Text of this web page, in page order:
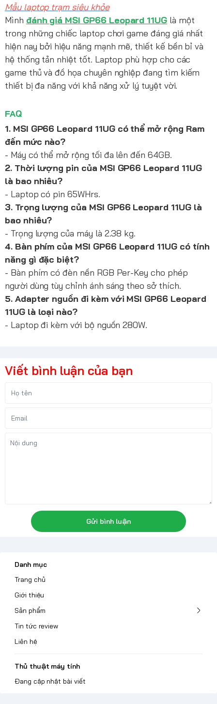
Mẫu laptop trạm siêu khỏe
Mình đánh giá MSI GP66 Leopard 11UG là một
trong những chiếc laptop chơi game đáng giá nhất
hiện nay bởi hiệu năng mạnh mẽ, thiết kế bền bỉ và
hệ thống tản nhiệt tốt. Laptop phù hợp cho các
game thủ và đồ họa chuyên nghiệp đang tìm kiếm
thiết bị đa năng với khả năng xử lý tuyệt vời.
FAQ
1. MSI GP66 Leopard 11UG có thể mở rộng Ram
đến mức nào?
- Máy có thể mở rộng tối đa lên đến 64GB.
2. Thời lượng pin của MSI GP66 Leopard 11UG
là bao nhiêu?
- Laptop có pin 65WHrs.
3. Trọng lượng của MSI GP66 Leopard 11UG là
bao nhiêu?
- Trọng lượng của máy là 2.38 kg.
4. Bàn phím của MSI GP66 Leopard 11UG có tính
năng gì đặc biệt?
- Bàn phím có đèn nền RGB Per-Key cho phép
người dùng tùy chỉnh ánh sáng theo sở thích.
5. Adapter nguồn đi kèm với MSI GP66 Leopard
11UG là loại nào?
- Laptop đi kèm với bộ nguồn 280W.
Viết bình luận của bạn
Gửi bình luận
Danh mục
Trang chủ
Giới thiệu
Sản phẩm
Tin tức review
Liên hệ
Thủ thuật máy tính
Đang cập nhật bài viết